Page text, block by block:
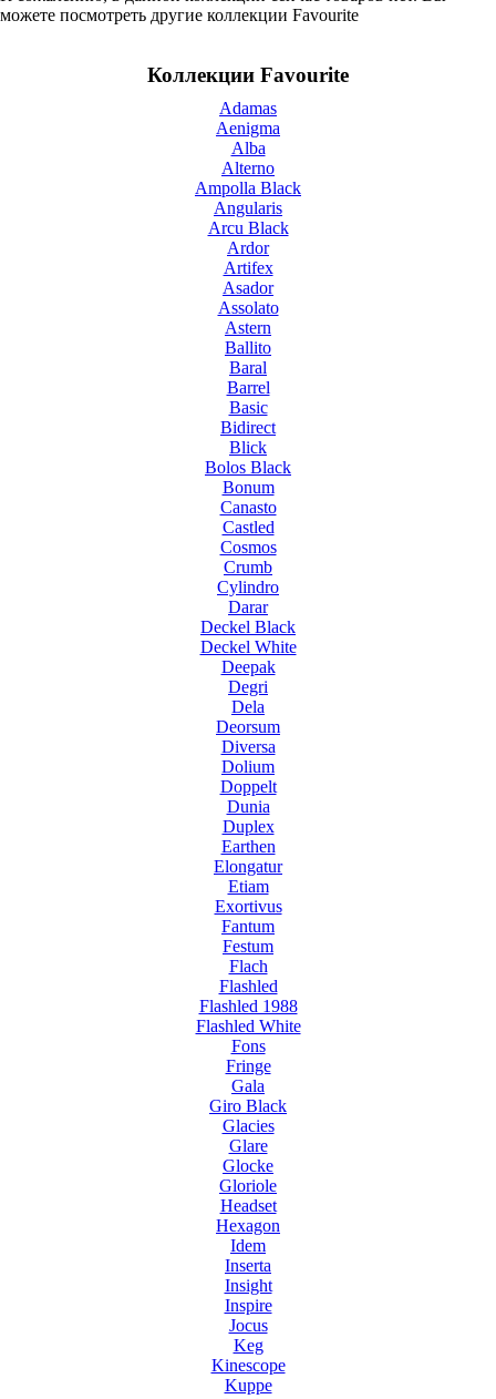
можете посмотреть другие коллекции Favourite
Коллекции Favourite
Adamas
Aenigma
Alba
Alterno
Ampolla Black
Angularis
Arcu Black
Ardor
Artifex
Asador
Assolato
Astern
Ballito
Baral
Barrel
Basic
Bidirect
Blick
Bolos Black
Bonum
Canasto
Castled
Cosmos
Crumb
Cylindro
Darar
Deckel Black
Deckel White
Deepak
Degri
Dela
Deorsum
Diversa
Dolium
Doppelt
Dunia
Duplex
Earthen
Elongatur
Etiam
Exortivus
Fantum
Festum
Flach
Flashled
Flashled 1988
Flashled White
Fons
Fringe
Gala
Giro Black
Glacies
Glare
Glocke
Gloriole
Headset
Hexagon
Idem
Inserta
Insight
Inspire
Jocus
Keg
Kinescope
Kuppe